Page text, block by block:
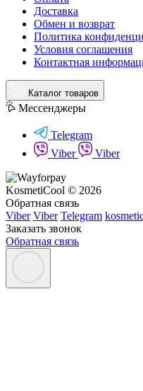
Доставка
Обмен и возврат
Политика
Условия соглашения
Контактная
Каталог товаров
Мессенджеры
Telegram
Viber
Viber
KosmetiCool © 2026
Обратная связь
Viber Viber Telegram
Заказать звонок
Обратная связь